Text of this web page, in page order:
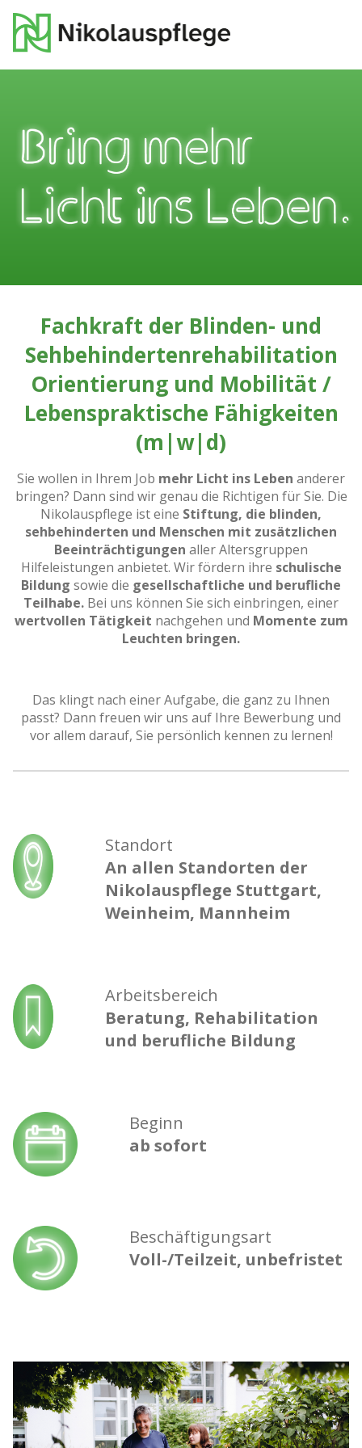
Fachkraft der Blinden- und
Sehbehindertenrehabilitation
Orientierung und Mobilität /
Lebenspraktische Fähigkeiten
(m|w|d)
Sie wollen in Ihrem Job mehr Licht ins Leben anderer
bringen? Dann sind wir genau die Richtigen für Sie. Die
Nikolauspflege ist eine Stiftung, die blinden,
sehbehinderten und Menschen mit zusätzlichen
Beeinträchtigungen aller Altersgruppen
Hilfeleistungen anbietet. Wir fördern ihre schulische
Bildung sowie die gesellschaftliche und berufliche
Teilhabe. Bei uns können Sie sich einbringen, einer
wertvollen Tätigkeit nachgehen und Momente zum
Leuchten bringen.
Das klingt nach einer Aufgabe, die ganz zu Ihnen
passt? Dann freuen wir uns auf Ihre Bewerbung und
vor allem darauf, Sie persönlich kennen zu lernen!
Standort
An allen Standorten der
Nikolauspflege Stuttgart,
Weinheim, Mannheim
Arbeitsbereich
Beratung, Rehabilitation
und berufliche Bildung
Beginn
ab sofort
Beschäftigungsart
Voll-/Teilzeit, unbefristet